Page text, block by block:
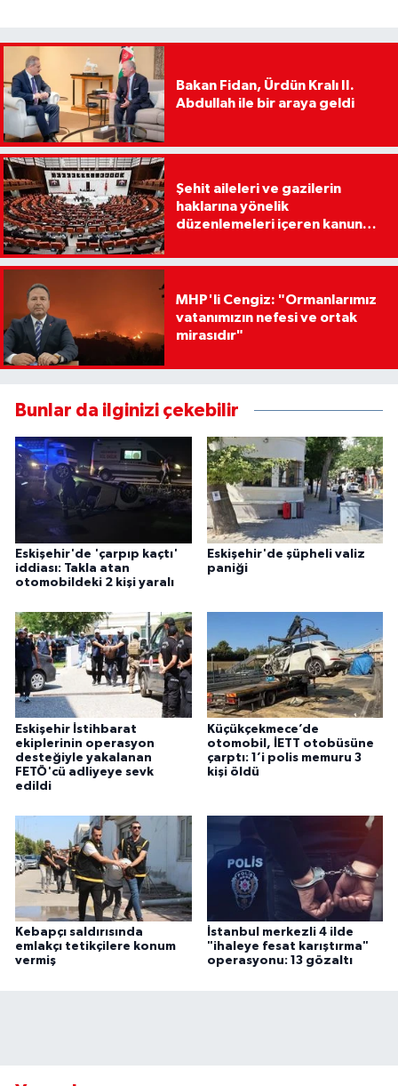
Bakan Fidan, Ürdün Kralı II.
Abdullah ile bir araya geldi
Şehit aileleri ve gazilerin
haklarına yönelik
düzenlemeleri içeren kanun
Komisyonunda
MHP'li Cengiz: "Ormanlarımız
vatanımızın nefesi ve ortak
mirasıdır"
Bunlar da ilginizi çekebilir
Eskişehir'de 'çarpıp kaçtı'
iddiası: Takla atan
otomobildeki 2 kişi yaralı
Eskişehir'de şüpheli valiz
paniği
Eskişehir İstihbarat
ekiplerinin operasyon
desteğiyle yakalanan
FETÖ'cü adliyeye sevk
edildi
Küçükçekmece’de
otomobil, İETT otobüsüne
çarptı: 1’i polis memuru 3
kişi öldü
Kebapçı saldırısında
emlakçı tetikçilere konum
vermiş
İstanbul merkezli 4 ilde
"ihaleye fesat karıştırma"
operasyonu: 13 gözaltı